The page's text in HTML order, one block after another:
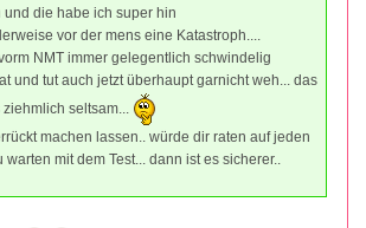
die habe ich super hin
vor der mens eine Katastroph....
NMT immer gelegentlich schwindelig
und tut auch jetzt überhaupt garnicht weh... das
seltsam...
machen lassen.. würde dir raten auf jeden
mit dem Test... dann ist es sicherer..